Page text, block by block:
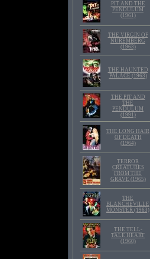
PIT AND THE
PENDULUM
(1961)
THE VIRGIN OF
NUREMBERG
(1963)
THE HAUNTED
PALACE (1963)
THE PIT AND
THE
PENDULUM
(1991)
THE LONG HAIR
OF DEATH
(1964)
TERROR
CREATURES
FROM THE
GRAVE (1965)
THE
BLANCHEVILLE
MONSTER (1963)
THE TELL-
TALE HEART
(1960)